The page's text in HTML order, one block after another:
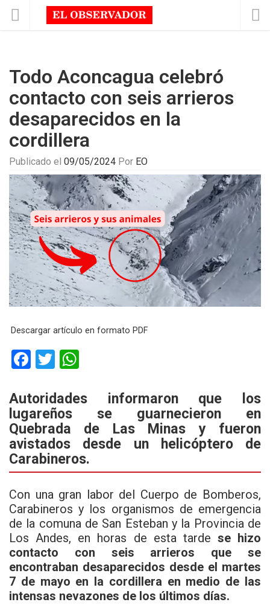
Todo Aconcagua celebró
contacto con seis arrieros
desaparecidos en la
cordillera
Publicado el 09/05/2024 Por EO
Descargar artículo en formato PDF
F
ce
b
o
o
k
T
tt
er
at
A
p
p
Autoridades informaron que los
lugareños se guarnecieron en
Quebrada de Las Minas y fueron
avistados desde un helicóptero de
Carabineros.
Con una gran labor del Cuerpo de Bomberos,
Carabineros y los organismos de emergencia
de la comuna de San Esteban y la Provincia de
Los Andes, en horas de esta tarde se hizo
contacto con seis arrieros que se
encontraban desaparecidos desde el martes
7 de mayo en la cordillera en medio de las
intensas nevazones de los últimos días.